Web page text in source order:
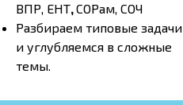
ВПР, ЕНТ,СОРам, СОЧ
Разбираем типовые задачи
и углубляемся в сложные
темы.